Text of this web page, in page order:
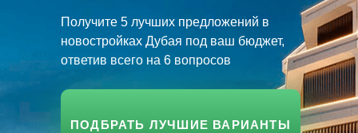
Получите 5 лучших предложений в
новостройках Дубая под ваш бюджет,
ответив всего на 6 вопросов
ПОДБРАТЬ ЛУЧШИЕ ВАРИАНТЫ